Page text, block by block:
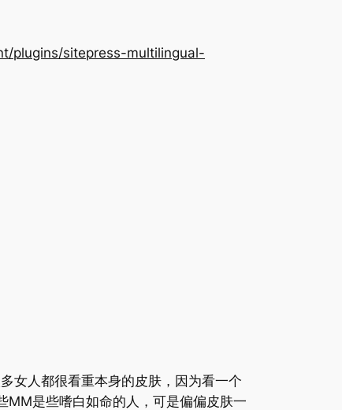
plugins/sitepress-multilingual-
女人都很看重本身的皮肤，因为看一个
MM是些嗜白如命的人，可是偏偏皮肤一